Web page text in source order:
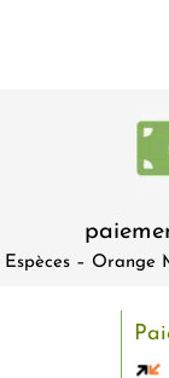
Espèces – Orange